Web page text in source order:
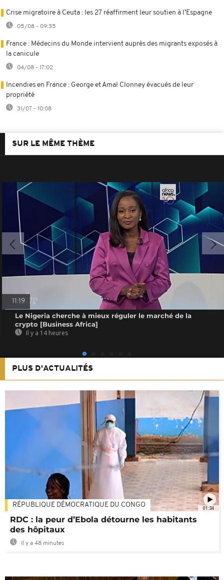
Crise migratoire à Ceuta : les 27 réaffirment leur soutien à l’Espagne
05/08 - 09:35
France : Médecins du Monde intervient auprès des migrants exposés à
la canicule
04/08 - 17:02
Incendies en France : George et Amal Clonney évacués de leur
propriété
31/07 - 10:08
SUR LE MÊME THÈME
11:19
Le Nigeria cherche à mieux réguler le marché de la
crypto [Business Africa]
Il y a 14 heures
PLUS D'ACTUALITÉS
01:34
RÉPUBLIQUE DÉMOCRATIQUE DU CONGO
RDC : la peur d’Ebola détourne les habitants
des hôpitaux
Il y a 48 minutes